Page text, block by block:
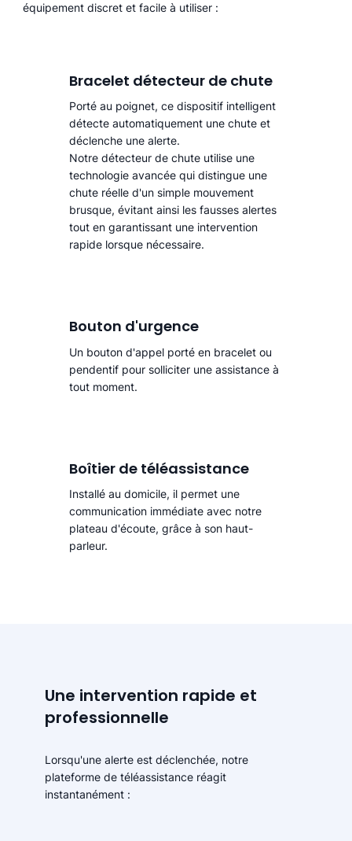
équipement discret et facile à utiliser :
Bracelet détecteur de chute
Porté au poignet, ce dispositif intelligent
détecte automatiquement une chute et
déclenche une alerte.​
Notre détecteur de chute utilise une
technologie avancée qui distingue une
chute réelle d'un simple mouvement
brusque, évitant ainsi les fausses alertes
tout en garantissant une intervention
rapide lorsque nécessaire.
Bouton d'urgence
Un bouton d'appel porté en bracelet ou
pendentif pour solliciter une assistance à
tout moment.
Boîtier de téléassistance
Installé au domicile, il permet une
communication immédiate avec notre
plateau d'écoute, grâce à son haut-
parleur.
Une intervention rapide et
professionnelle
Lorsqu'une alerte est déclenchée, notre
plateforme de téléassistance réagit
instantanément :